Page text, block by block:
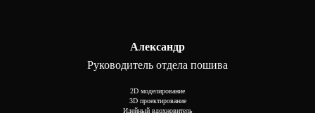
Александр
Руководитель отдела пошива
2D моделирование
3D проектирование
Идейный вдохновитель